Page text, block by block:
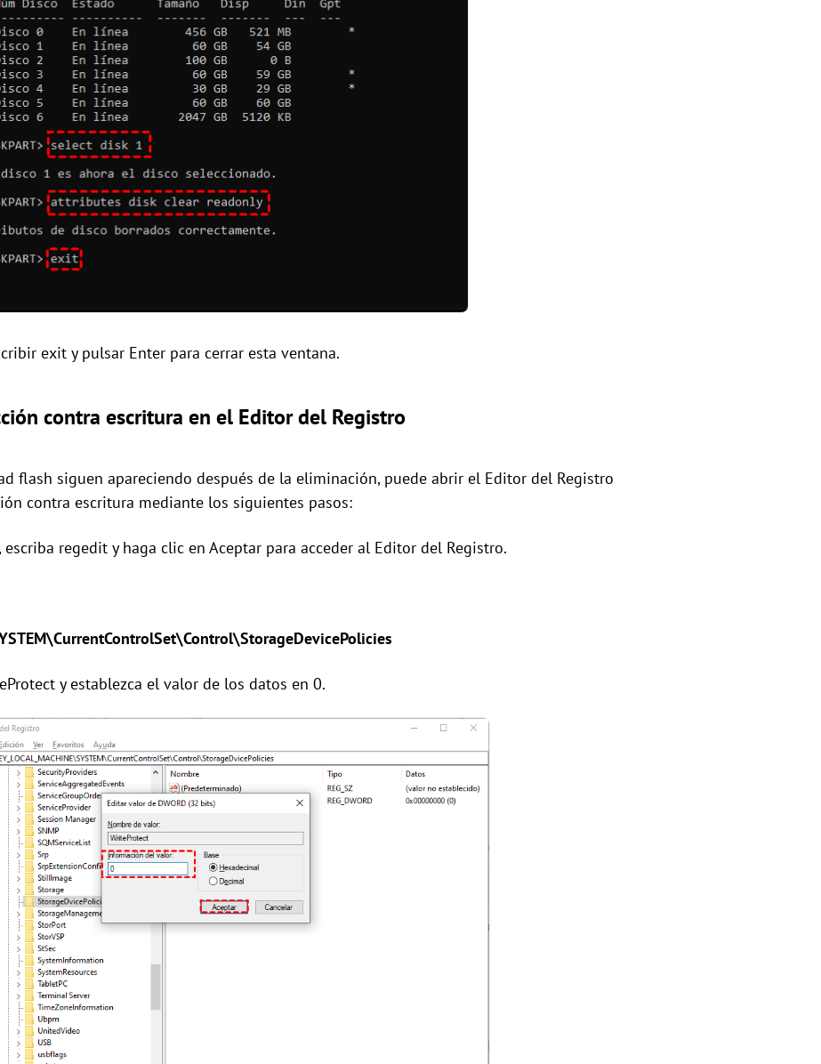
exit y pulsar Enter para cerrar esta ventana.
contra escritura en el Editor del Registro
flash siguen apareciendo después de la eliminación, puede abrir el Editor del Registro
contra escritura mediante los siguientes pasos:
escriba regedit y haga clic en Aceptar para acceder al Editor del Registro.
y establezca el valor de los datos en 0.